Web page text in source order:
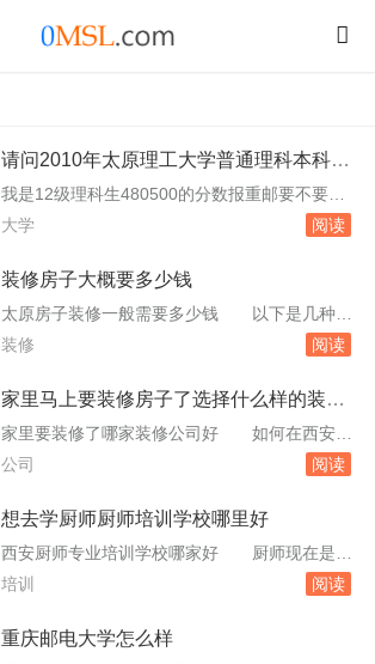
请问2010年太原理工大学普通理科本科二
批在内蒙古是否招生招生
我是12级理科生480500的分数报重邮要不要
的 您的成绩高于2011年重庆本科二批理科录
院校呼伦贝尔学院喀什师范学院临沂大学文山
西南大学重庆科技学院重庆邮电大学重庆师范大
学重庆邮电大学2010在重庆各专业招生录...
大学 阅读
装修房子大概要多少钱
太原房子装修一般需要多少钱 以下是几种不
同装修标准下的价格范围：高档精装修：需要16
0-1200元/平米，属于一般精装修。一般装修：
果是500-600元一平米的装修，就是简单装修。
具体的装修费用...
装修 阅读
家里马上要装修房子了选择什么样的装修
公司好
家里要装修了哪家装修公司好 如何在西安，
建议巧装家，质保5年，装修材料全采用一线品
线下体验馆查看！新房交房了马上要装修了选择
错，是成都的本土一线品牌，施工和用材都是很
不错的。你可以去了解一下。自己房子装修用什
公司 阅读
想去学厨师厨师培训学校哪里好
西安厨师专业培训学校哪家好 厨师现在是热
门职业，很多人都奔着它的高薪去学。你可以去
多人觉得跟师傅学比学校好，其实并不是这么讲
培训 阅读
重庆邮电大学怎么样